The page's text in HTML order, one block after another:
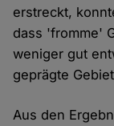
erstreckt,
dass 'fromme'
weniger gut
geprägte
Aus den